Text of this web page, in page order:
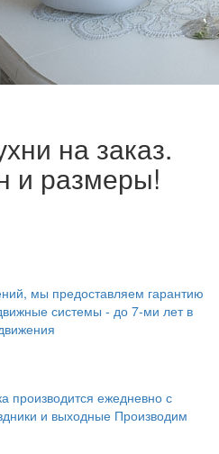
на заказ.
и размеры!
мы предоставляем гарантию
системы - до 7-ми лет в
производится ежедневно с
и выходные Производим